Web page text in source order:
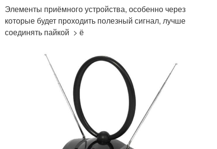
Элементы приёмного устройства, особенно через
которые будет проходить полезный сигнал, лучше
соединять пайкой > ё